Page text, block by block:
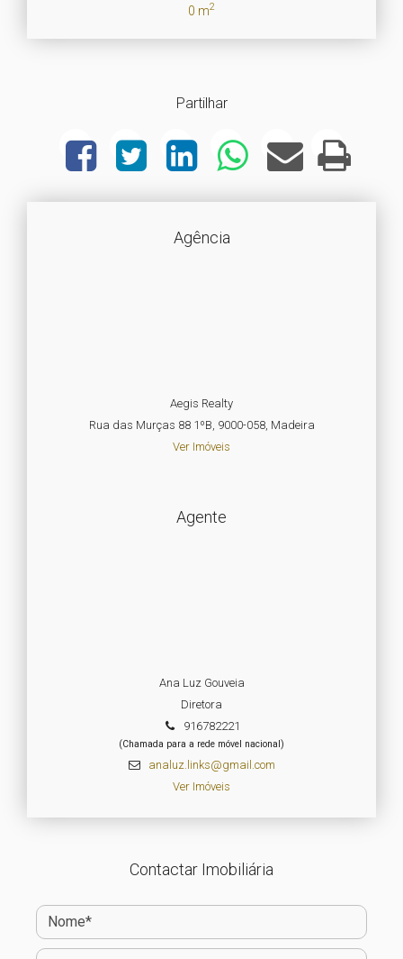
0 m2
Partilhar
Agência
Aegis Realty
Rua das Murças 88 1ºB, 9000-058, Madeira
Ver Imóveis
Agente
Ana Luz Gouveia
Diretora
916782221
(Chamada para a rede móvel nacional)
analuz.links@gmail.com
Ver Imóveis
Contactar Imobiliária